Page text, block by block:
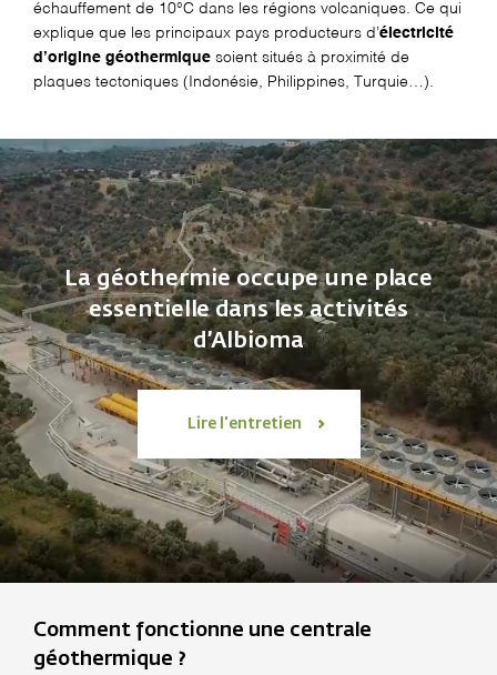
échauffement de 10°C dans les régions volcaniques. Ce qui
explique que les principaux pays producteurs d’électricité
d’origine géothermique soient situés à proximité de
plaques tectoniques (Indonésie, Philippines, Turquie…).
La géothermie occupe une place
essentielle dans les activités
d’Albioma
Lire l'entretien
Comment fonctionne une centrale
géothermique ?